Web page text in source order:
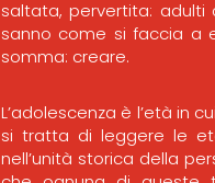
saltata, pervertita:
sanno come si faccia a
somma: creare.
L’adolescenza è l’età in
si tratta di leggere le
nell’unità storica della